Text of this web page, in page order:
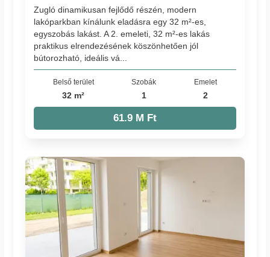
Zugló dinamikusan fejlődő részén, modern
lakóparkban kínálunk eladásra egy 32 m²-es,
egyszobás lakást. A 2. emeleti, 32 m²-es lakás
praktikus elrendezésének köszönhetően jól
bútorozható, ideális vá...
Belső terület
32 m²
Szobák
1
Emelet
2
61.9 M Ft